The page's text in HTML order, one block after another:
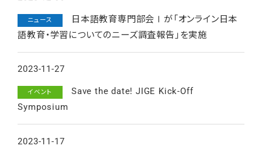
ニュース
日本語教育専門部会Ⅰが「オンライン日本
語教育・学習についてのニーズ調査報告」を実施
2023-11-27
イベント
Save the date! JIGE Kick-Off
Symposium
2023-11-17